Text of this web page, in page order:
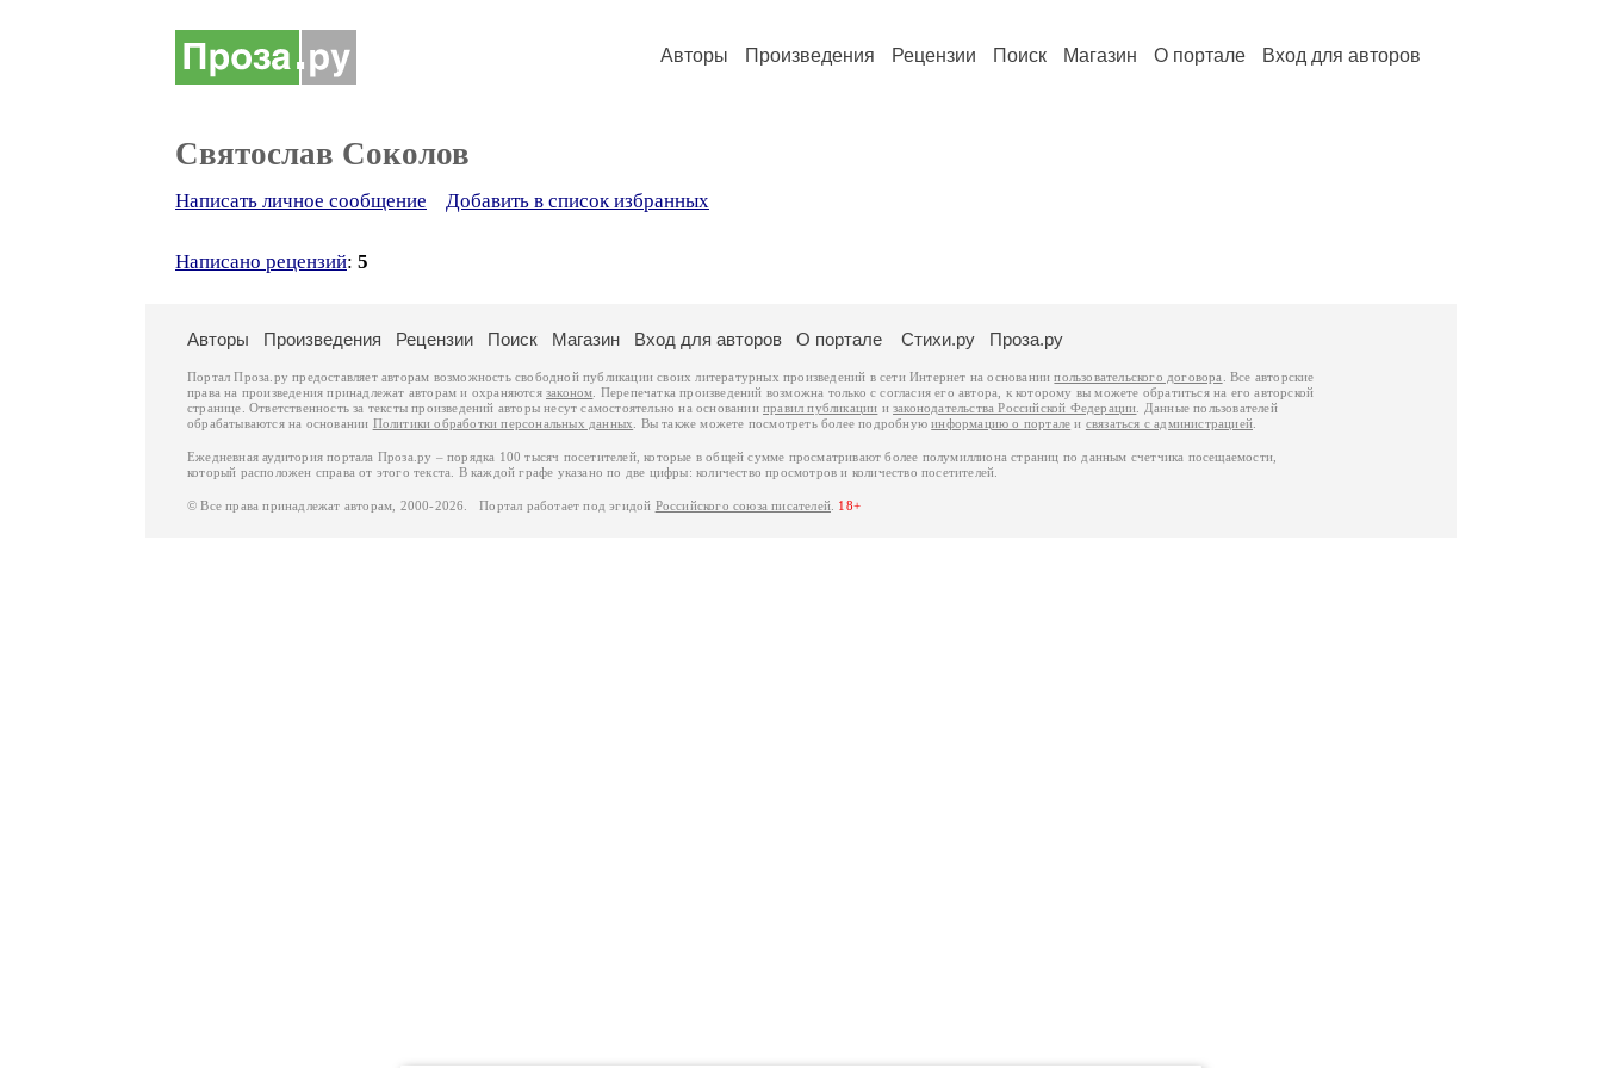
Авторы Произведения Рецензии Поиск Магазин О портале Вход для авторов
Святослав Соколов
Написать личное сообщение Добавить в список избранных
Написано рецензий: 5
Авторы Произведения Рецензии Поиск Магазин Вход для авторов О портале Стихи.ру Проза.ру
Портал Проза.ру предоставляет авторам возможность свободной публикации своих литературных произведений в сети Интернет на основаниипользовательского договора
. Все авторские
права на произведения принадлежат авторам и охраняются законом . Перепечатка произведений возможна только с согласия его автора, к которому вы можете обратиться на его авторской
странице. Ответственность за тексты произведений авторы несут самостоятельно на основанииправил публикации изаконодательства Российской Федерации . Данные пользователей
обрабатываются на основании Политики обработки персональных данных . Вы также можете посмотреть более подробнуюинформацию о портале и связаться с администрацией
Ежедневная аудитория портала Проза.ру – порядка 100 тысяч посетителей, которые в общей сумме просматривают более полумиллиона страниц по данным счетчика посещаемости,
который расположен справа от этого текста. В каждой графе указано по две цифры: количество просмотров и количество посетителей.
© Все права принадлежат авторам, 2000-2026. Портал работает под эгидой Российского союза писателей 18+